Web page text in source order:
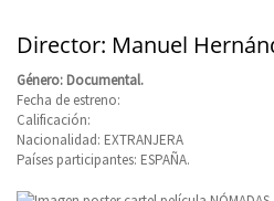
Director: Manuel
Género: Documental.
Fecha de estreno:
Calificación:
Nacionalidad: EXTRANJERA
Países participantes: ESPAÑA.